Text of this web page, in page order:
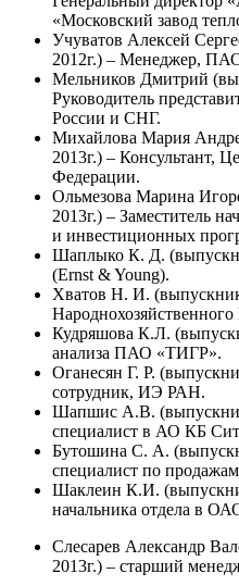
«Московский завод
Учуватов Алексей
2012г.) – Менеджер,
Мельников Дмитрий
Руководитель
России и СНГ.
Михайлова Мария
2013г.) – Консультант,
Федерации.
Ольмезова Марина
2013г.) – Заместитель
и инвестиционных
Шаплыко К. Д.
(Ernst & Young).
Хватов Н. И.
Кудряшова К.Л.
анализа ПАО «ТИГР».
Оганесян Г. Р.
сотрудник, ИЭ РАН.
Шапшис А.В.
специалист в АО КБ
Бутошина С. А.
специалист по
Шаклеин К.И.
начальника отдела в
Слесарев Александр
2013г.) – старший